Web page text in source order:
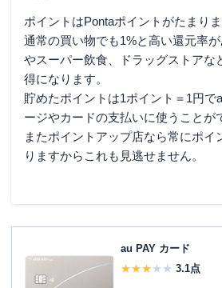
ポイントはPontaポイントがたまりま
通常の買い物でも1%と高い還元率
やスーパー飲食、ドラッグストアな
得になります。
貯めたポイントは1ポイント＝1円で
ージやカードの支払いに使うことが
またポイントアップ店なら常にポイ
りますからこれも見逃せません。
au PAY カード
3.1点